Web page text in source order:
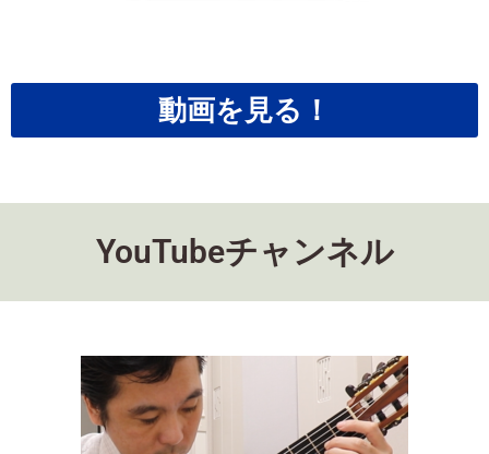
動画を見る！
YouTubeチャンネル